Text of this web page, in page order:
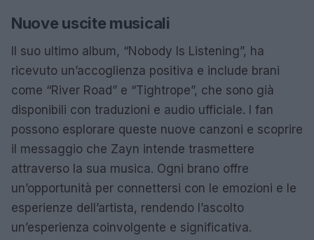
Nuove uscite musicali
Il suo ultimo album, “Nobody Is Listening”, ha
ricevuto un’accoglienza positiva e include brani
come “River Road” e “Tightrope”, che sono già
disponibili con traduzioni e audio ufficiale. I fan
possono esplorare queste nuove canzoni e scoprire
il messaggio che Zayn intende trasmettere
attraverso la sua musica. Ogni brano offre
un’opportunità per connettersi con le emozioni e le
esperienze dell’artista, rendendo l’ascolto
un’esperienza coinvolgente e significativa.